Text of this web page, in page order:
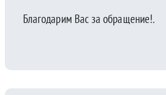
Благодарим Вас за обращение!.